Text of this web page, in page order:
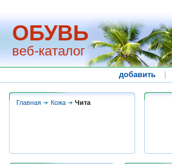
ОБУВЬ
веб-каталог
добавить
Главная Кожа Чита